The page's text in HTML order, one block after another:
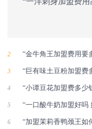
2
3 “巨有味土豆粉加盟费
4 “小谭豆花加盟费多少
5 “一口酸牛奶加盟好吗
6 “加盟茉莉香鸭颈王如